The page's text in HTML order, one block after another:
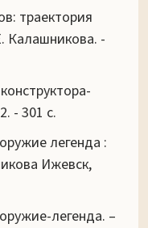
траектория
Калашникова. -
- 301 с.
легенда :
Ижевск,
легенда. –